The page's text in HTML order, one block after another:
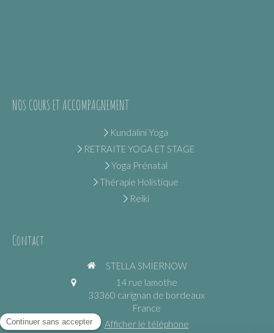
NOS COURS ET ACCOMPAGNEMENT
Kundalini Yoga
RETRAITE YOGA ET STAGE
Yoga Prénatal
Thérapie Holistique
Reiki
Contact
STELLA SMIERNOW
14 rue lamothe
33360 carignan de bordeaux
France
Afficher le téléphone